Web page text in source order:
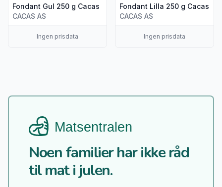
Fondant Gul 250 g Cacas
CACAS AS
Ingen prisdata
Fondant Lilla 250 g Cacas
CACAS AS
Ingen prisdata
Noen familier har ikke råd
til mat i julen.